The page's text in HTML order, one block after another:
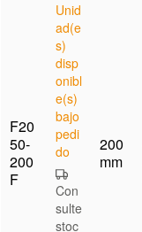
F20
50-
200
F
Unid
ad(e
s)
disp
onibl
e(s)
bajo
pedi
do
Con
sulte
stoc
200
mm